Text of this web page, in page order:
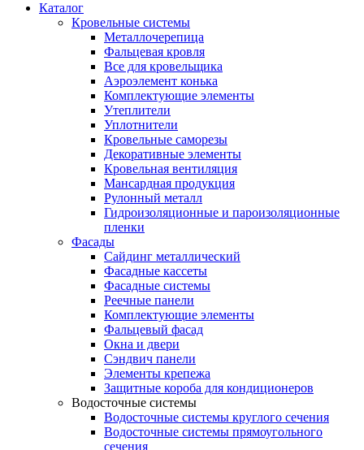
Каталог
Кровельные системы
Металлочерепица
Фальцевая кровля
Все для кровельщика
Аэроэлемент конька
Комплектующие элементы
Утеплители
Уплотнители
Кровельные саморезы
Декоративные элементы
Кровельная вентиляция
Мансардная продукция
Рулонный металл
Гидроизоляционные и пароизоляционные
пленки
Фасады
Сайдинг металлический
Фасадные кассеты
Фасадные системы
Реечные панели
Комплектующие элементы
Фальцевый фасад
Окна и двери
Сэндвич панели
Элементы крепежа
Защитные короба для кондиционеров
Водосточные системы
Водосточные системы круглого сечения
Водосточные системы прямоугольного
сечения